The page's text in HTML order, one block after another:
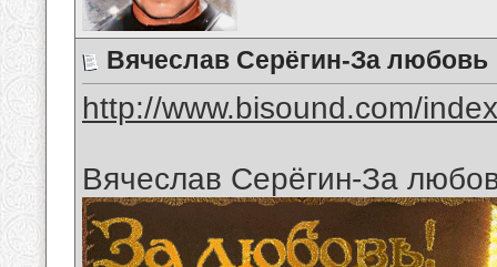
Вячеслав Серёгин-За любовь
http://www.bisound.com/
Вячеслав Серёгин-За